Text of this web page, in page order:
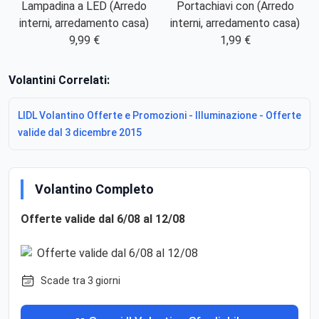
Lampadina a LED (Arredo
interni, arredamento casa)
9,99 €
Portachiavi con (Arredo
interni, arredamento casa)
1,99 €
Volantini Correlati:
LIDL Volantino Offerte e Promozioni - Illuminazione - Offerte
valide dal 3 dicembre 2015
Volantino Completo
Offerte valide dal 6/08 al 12/08
Scade tra 3 giorni